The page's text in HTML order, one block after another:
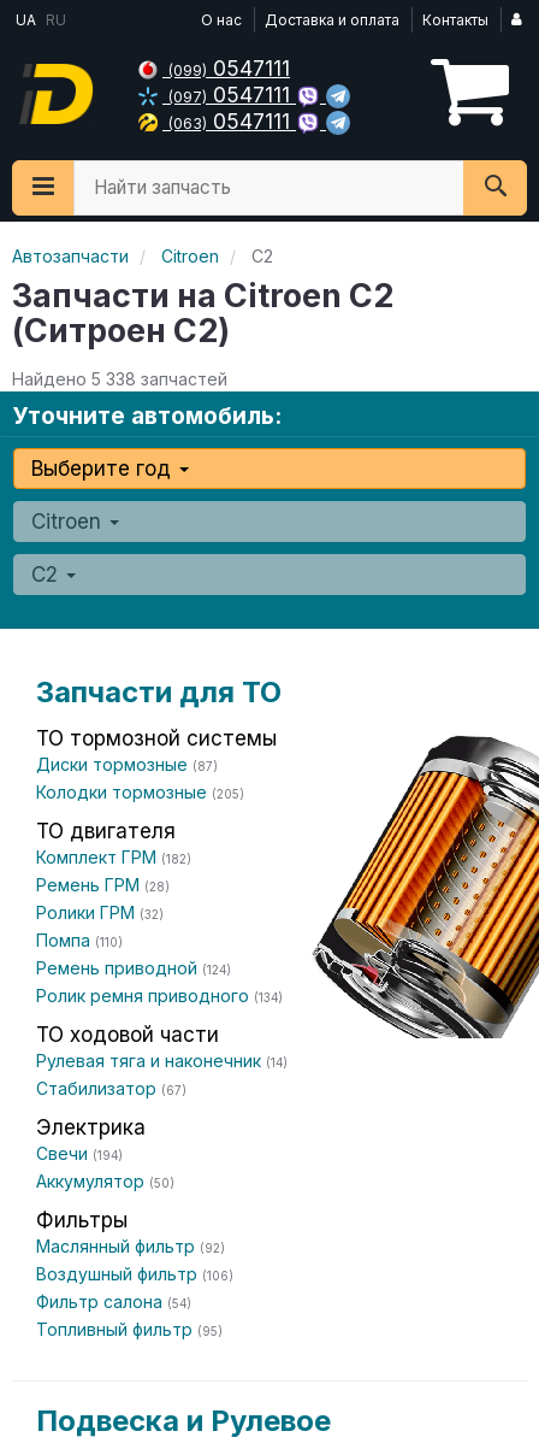
UA RU О нас Доставка и оплата Контакты
(099) 0547111
(097) 0547111
(063) 0547111
Найти запчасть
Автозапчасти Citroen C2
Запчасти на Citroen C2
(Ситроен С2)
Найдено 5 338 запчастей
Уточните автомобиль:
Выберите год
Citroen
C2
Запчасти для ТО
ТО тормозной системы
Диски тормозные (87)
Колодки тормозные (205)
ТО двигателя
Комплект ГРМ (182)
Ремень ГРМ (28)
Ролики ГРМ (32)
Помпа (110)
Ремень приводной (124)
Ролик ремня приводного (134)
ТО ходовой части
Рулевая тяга и наконечник (14)
Стабилизатор (67)
Электрика
Свечи (194)
Аккумулятор (50)
Фильтры
Маслянный фильтр (92)
Воздушный фильтр (106)
Фильтр салона (54)
Топливный фильтр (95)
Подвеска и Рулевое